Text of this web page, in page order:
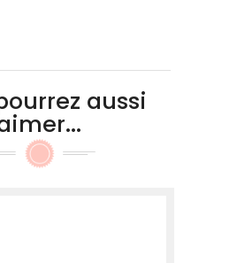
aussi